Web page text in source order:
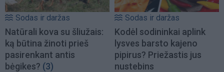
Sodas ir daržas
Natūrali kova su šliužais:
ką būtina žinoti prieš
pasirenkant antis
bėgikes? (3)
Sodas ir daržas
Kodėl sodininkai aplink
lysves barsto kajeno
pipirus? Priežastis jus
nustebins